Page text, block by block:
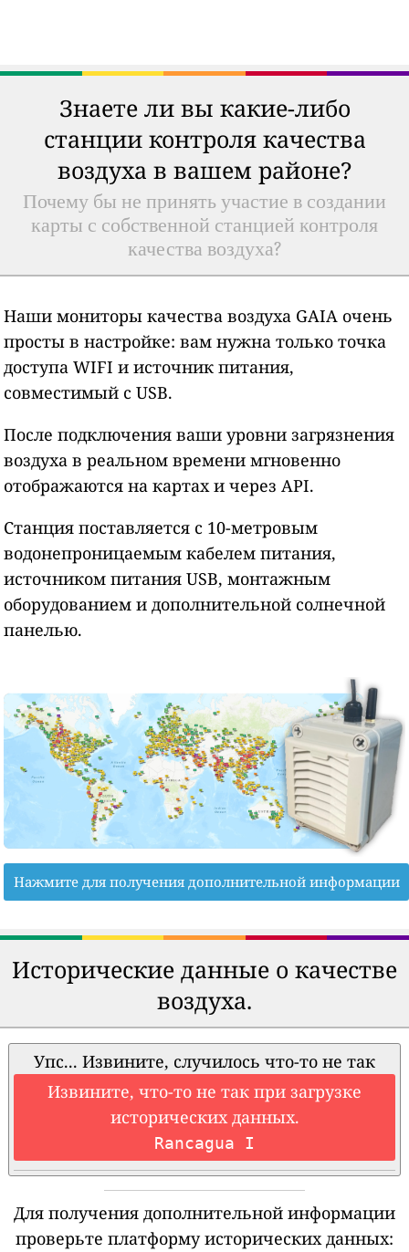
Знаете ли вы какие-либо
станции контроля качества
воздуха в вашем районе?
Почему бы не принять участие в создании
карты с собственной станцией контроля
качества воздуха?
Наши мониторы качества воздуха GAIA очень
просты в настройке: вам нужна только точка
доступа WIFI и источник питания,
совместимый с USB.
После подключения ваши уровни загрязнения
воздуха в реальном времени мгновенно
отображаются на картах и через API.
Станция поставляется с 10-метровым
водонепроницаемым кабелем питания,
источником питания USB, монтажным
оборудованием и дополнительной солнечной
панелью.
Нажмите для получения дополнительной информации
Исторические данные о качестве
воздуха.
Упс... Извините, случилось что-то не так
Извините, что-то не так при загрузке
исторических данных.
Rancagua I
Для получения дополнительной информации
проверьте платформу исторических данных: